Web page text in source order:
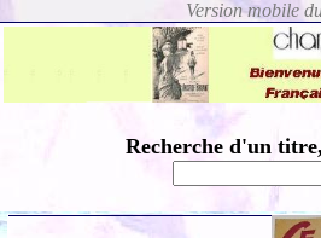
Recherche d'un